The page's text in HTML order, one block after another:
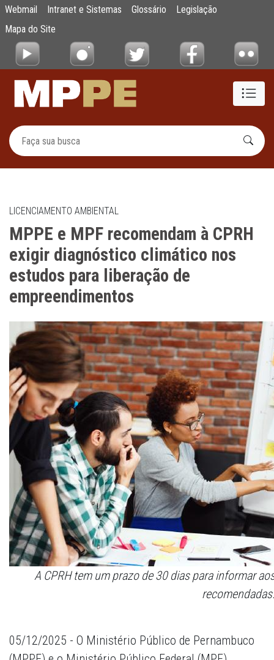
Pular para o Conteúdo principal
MPPE e MPF recomendam à CPRH exigir
Webmail Intranet e Sistemas Glossário
Legislação
Mapa do Site
LICENCIAMENTO AMBIENTAL
MPPE e MPF recomendam à CPRH
exigir diagnóstico climático nos
estudos para liberação de
empreendimentos
A CPRH tem um prazo de 30 dias para informar
05/12/2025 - O Ministério Público de Pernambuco